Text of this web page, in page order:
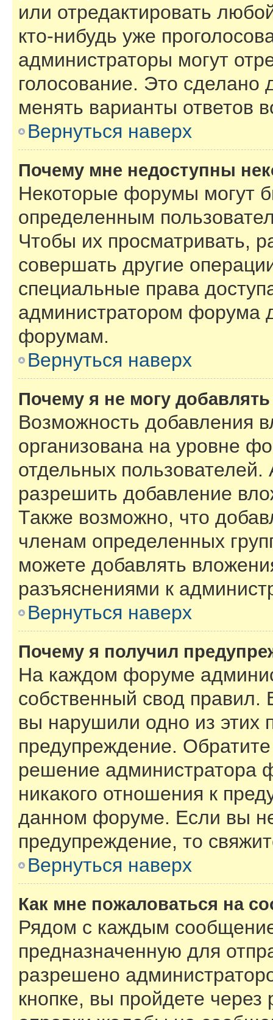
или отредактировать
кто-нибудь уже
администраторы могут
голосование. Это сделано
менять варианты ответов
Вернуться наверх
Почему мне недоступны
Некоторые форумы могут
определенным
Чтобы их просматривать,
совершать другие
специальные права
администратором форума
форумам.
Вернуться наверх
Почему я не могу
Возможность добавления
организована на уровне
отдельных
разрешить добавление
Также возможно, что
членам определенных
можете добавлять
разъяснениями к
Вернуться наверх
Почему я получил
На каждом форуме
собственный свод правил.
вы нарушили одно из этих
предупреждение.
решение администратора
никакого отношения к
данном форуме. Если вы
предупреждение, то
Вернуться наверх
Как мне пожаловаться на
Рядом с каждым
предназначенную для
разрешено
кнопке, вы пройдете